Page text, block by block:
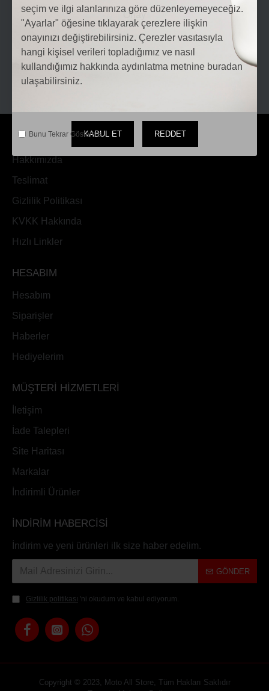
seçim ve ilgi alanlarınıza göre düzenleyemeyeceğiz.
"Ayarlar" öğesine tıklayarak çerezlere ilişkin
onayınızı değiştirebilirsiniz. Çerezler vasıtasıyla
hangi kişisel verileri topladığımız ve nasıl
kullandığımız hakkında aydınlatma metnine buradan
ulaşabilirsiniz.
KABUL ET REDDET
Bunu Tekrar Gösterme.
HIZLI İLETİŞİM
Bize Motosiklet Hakkında Sorularınızı iletebilirsiniz
KONYA ENDURO
Enduro Konusunda Deneyimimizi Size Aktarabiliriz
HIZLI LİNKLER
Hakkımızda
Teslimat
Gizlilik Politikası
KVKK Hakkında
Hızlı Linkler
HESABIM
Hesabım
Siparişler
Haberler
Hediyelerim
MÜŞTERİ HİZMETLERİ
İletişim
İade Talepleri
Site Haritası
Markalar
İndirimli Ürünler
İNDİRİM HABERCİSİ
İndirim ve yeni ürünleri ilk size haber edelim.
GÖNDER
Gizlilik politikası 'ni okudum ve kabul ediyorum.
Copyright © 2023, Moto All Store, Tüm Hakları Saklıdır